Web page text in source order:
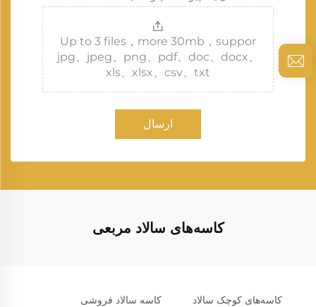
Up to 3 files，more 30mb，suppor
jpg、jpeg、png、pdf、doc、docx、
xls、xlsx、csv、txt
ارسال
کاسه‌های سالاد مربعی
کاسه‌های کوچک سالاد کاسه سالاد فروشی